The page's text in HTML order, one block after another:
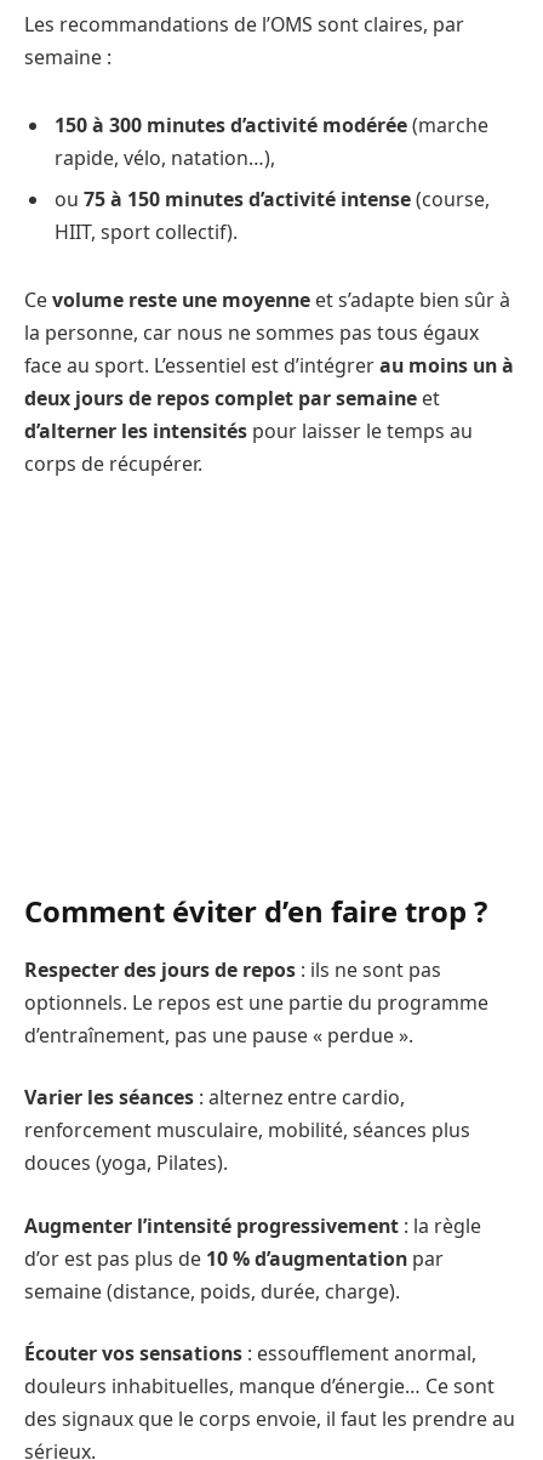
Les recommandations de l’OMS sont claires, par
semaine :
150 à 300 minutes d’activité modérée(marche
rapide, vélo, natation…),
ou 75 à 150 minutes d’activité intense(course,
HIIT, sport collectif).
Cevolume reste une moyenne et s’adapte bien sûr à
la personne, car nous ne sommes pas tous égaux
face au sport. L’essentiel est d’intégrerau moins un à
deux jours de repos complet par semaine et
d’alterner les intensités pour laisser le temps au
corps de récupérer.
Comment éviter d’en faire trop ?
Respecter des jours de repos : ils ne sont pas
optionnels. Le repos est une partie du programme
d’entraînement, pas une pause « perdue ».
Varier les séances : alternez entre cardio,
renforcement musculaire, mobilité, séances plus
douces (yoga, Pilates).
Augmenter l’intensité progressivement : la règle
d’or est pas plus de 10 % d’augmentation par
semaine (distance, poids, durée, charge).
Écouter vos sensations : essoufflement anormal,
douleurs inhabituelles, manque d’énergie… Ce sont
des signaux que le corps envoie, il faut les prendre au
sérieux.